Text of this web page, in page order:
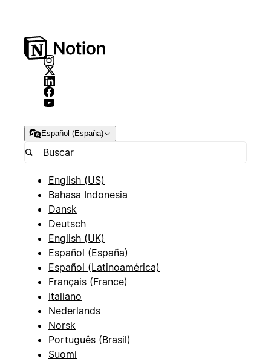
Español (España)
English (US)
Bahasa Indonesia
Dansk
Deutsch
English (UK)
Español (España)
Español (Latinoamérica)
Français (France)
Italiano
Nederlands
Norsk
Português (Brasil)
Suomi